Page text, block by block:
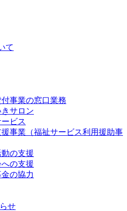
て
事業の窓口業務
サロン
ビス
事業（福祉サービス利用援助事
の支援
の支援
の協力
せ